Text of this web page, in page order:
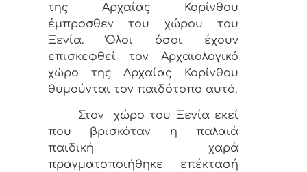
της Αρχαίας Κορίνθου
έμπροσθεν του χώρου του
Ξενία. Όλοι όσοι έχουν
επισκεφθεί τον Αρχαιολογικό
χώρο της Αρχαίας Κορίνθου
θυμούνται τον παιδότοπο αυτό.
Στον χώρο του Ξενία εκεί
που βρισκόταν η παλαιά
παιδική χαρά
πραγματοποιήθηκε επέκτασή